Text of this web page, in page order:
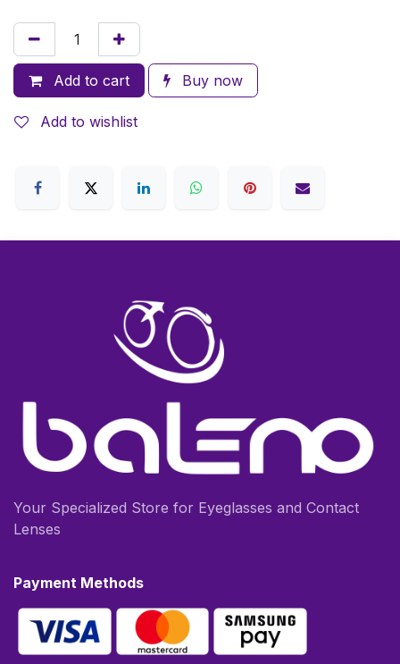
Add to cart Buy now
Add to wishlist
Your Specialized Store for Eyeglasses and Contact
Lenses
Payment Methods